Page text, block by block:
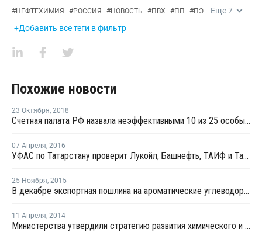
#НЕФТЕХИМИЯ #РОССИЯ #НОВОСТЬ #ПВХ #ПП #ПЭ Еще7
+Добавить все теги в фильтр
Похожие новости
23 Октября, 2018
Счетная палата РФ назвала неэффективными 10 из 25 особых экономических зон
07 Апреля, 2016
УФАС по Татарстану проверит Лукойл, Башнефть, ТАИФ и Татнефть на предмет сговора
25 Ноября, 2015
В декабре экспортная пошлина на ароматические углеводороды в России снизится на 9%
11 Апреля, 2014
Министерства утвердили стратегию развития химического и нефтехимического комплекса до 2030 года